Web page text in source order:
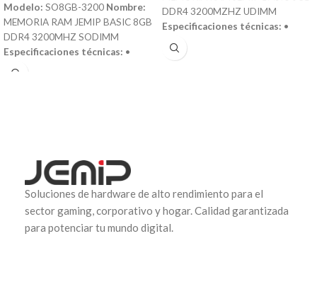
Modelo: SO8GB-3200 Nombre:
MEMORIA RAM JEMIP BASIC 8GB
DDR4 3200MHZ SODIMM
Especificaciones técnicas: •
Capacidad: 8GB • Tipo de
DDR4 SODIMM • Diseño
compacto y eficiente para un mejor
rendimiento energético • Mejora la
velocidad y respuesta del sistema
en multitarea y aplicaciones
DDR4 3200MZHZ UDIMM
Especificaciones técnicas: •
Capacidad: 8GB • Tipo de
memoria: DDR4 • Frecuencia:
velocidad y eficiencia en multitarea
y aplicaciones exigentes • Tipo de
empaque: EMPAQUE RETAIL
(Blíster)
Soluciones de hardware de alto rendimiento para el
sector gaming, corporativo y hogar. Calidad garantizada
para potenciar tu mundo digital.